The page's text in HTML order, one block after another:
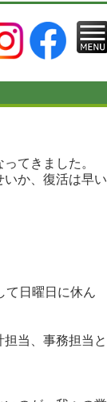
てきました。
か、復活は早い
て日曜日に休ん
当、事務担当と